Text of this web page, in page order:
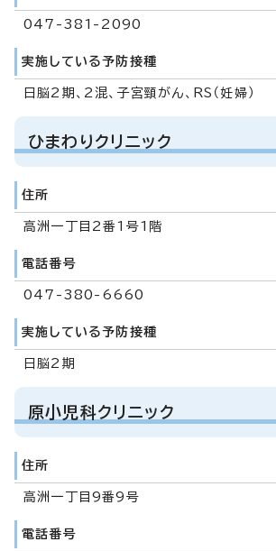
047-381-2090
実施している予防接種
日脳2期、2混、子宮頸がん、RS（妊婦）
ひまわりクリニック
住所
高洲一丁目2番1号1階
電話番号
047-380-6660
実施している予防接種
日脳2期
原小児科クリニック
住所
高洲一丁目9番9号
電話番号